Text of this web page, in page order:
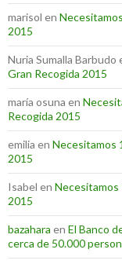
marisol en
2015
Nuria Sumalla Barbudo
Gran Recogida 2015
maría osuna en
Recogida 2015
emilia en Necesitamos
2015
Isabel en Necesitamos
2015
bazahara en El Banco
cerca de 50.000